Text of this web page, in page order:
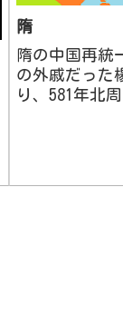
隋
隋の中国再統
の外戚だった
り、581年北
称しました。